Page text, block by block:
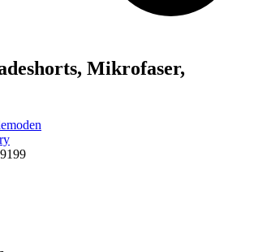
Mikrofaser,